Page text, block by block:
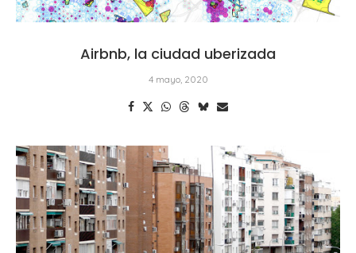
Airbnb, la ciudad uberizada
4 mayo, 2020